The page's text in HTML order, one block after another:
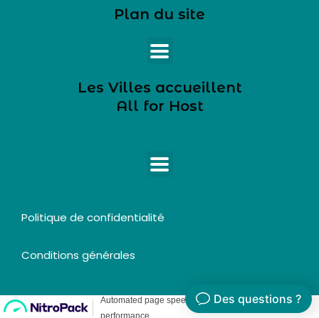
Plan du site
Les Villes accueillent
All for Host
Politique de confidentialité
Conditions générales